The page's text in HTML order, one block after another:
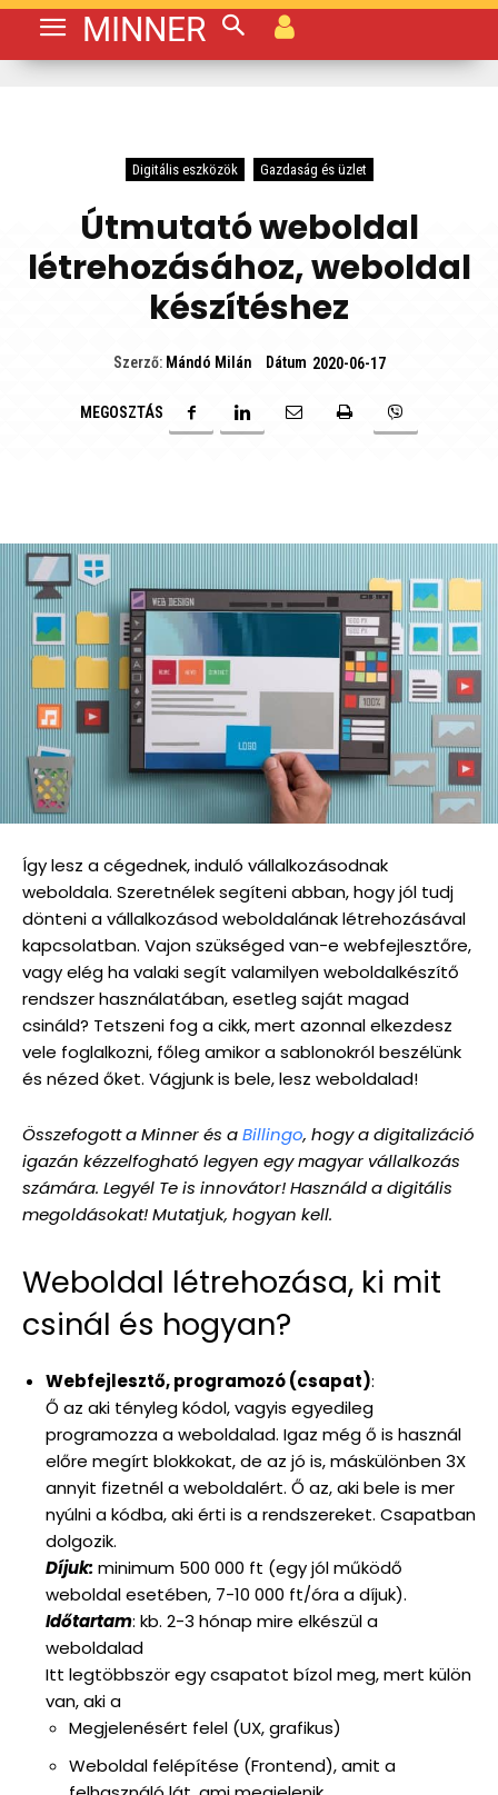
MINNER
Digitális eszközök Gazdaság és üzlet
Útmutató weboldal
létrehozásához, weboldal
készítéshez
Szerző: Mándó Milán Dátum 2020-06-17
MEGOSZTÁS
Így lesz a cégednek, induló vállalkozásodnak
weboldala. Szeretnélek segíteni abban, hogy jól tudj
dönteni a vállalkozásod weboldalának létrehozásával
kapcsolatban. Vajon szükséged van-e webfejlesztőre,
vagy elég ha valaki segít valamilyen weboldalkészítő
rendszer használatában, esetleg saját magad
csináld? Tetszeni fog a cikk, mert azonnal elkezdesz
vele foglalkozni, főleg amikor a sablonokról beszélünk
és nézed őket. Vágjunk is bele, lesz weboldalad!
Összefogott a Minner és aBillingo, hogy a digitalizáció
igazán kézzelfogható legyen egy magyar vállalkozás
számára. Legyél Te is innovátor! Használd a digitális
megoldásokat! Mutatjuk, hogyan kell.
Weboldal létrehozása, ki mit
csinál és hogyan?
Webfejlesztő, programozó (csapat):
Ő az aki tényleg kódol, vagyis egyedileg
programozza a weboldalad. Igaz még ő is használ
előre megírt blokkokat, de az jó is, máskülönben 3X
annyit fizetnél a weboldalért. Ő az, aki bele is mer
nyúlni a kódba, aki érti is a rendszereket. Csapatban
dolgozik.
Díjuk: minimum 500 000 ft (egy jól működő
weboldal esetében, 7-10 000 ft/óra a díjuk).
Időtartam: kb. 2-3 hónap mire elkészül a
weboldalad
Itt legtöbbször egy csapatot bízol meg, mert külön
van, aki a
Megjelenésért felel (UX, grafikus)
Weboldal felépítése (Frontend), amit a